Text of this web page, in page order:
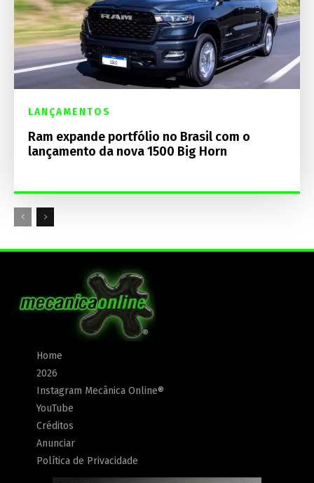
LANÇAMENTOS
Ram expande portfólio no Brasil com o
lançamento da nova 1500 Big Horn
Home
2026
Instagram Mecânica Online®
YouTube
Créditos
Anunciar
Política de Privacidade